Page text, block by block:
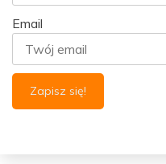
Email